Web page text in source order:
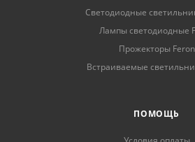
Светодиодные
Лампы светодиодные
Прожекторы Feron
Встраиваемые
ПОМОЩЬ